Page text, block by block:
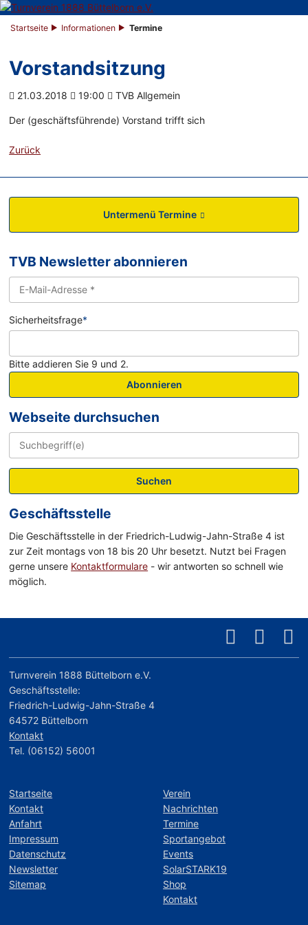
Startseite Informationen Termine
Vorstandsitzung
21.03.2018 19:00 TVB Allgemein
Der (geschäftsführende) Vorstand trifft sich
Zurück
Untermenü Termine
TVB Newsletter abonnieren
Sicherheitsfrage*
Bitte addieren Sie 9 und 2.
Abonnieren
Webseite durchsuchen
Suchen
Geschäftsstelle
Die Geschäftsstelle in der Friedrich-Ludwig-Jahn-Straße 4 ist
zur Zeit montags von 18 bis 20 Uhr besetzt. Nutzt bei Fragen
gerne unsere Kontaktformulare - wir antworten so schnell wie
möglich.
Turnverein 1888 Büttelborn e.V.
Geschäftsstelle:
Friedrich-Ludwig-Jahn-Straße 4
64572 Büttelborn
Kontakt
Tel. (06152) 56001
Startseite
Kontakt
Anfahrt
Impressum
Datenschutz
Newsletter
Sitemap
Verein
Nachrichten
Termine
Sportangebot
Events
SolarSTARK19
Shop
Kontakt